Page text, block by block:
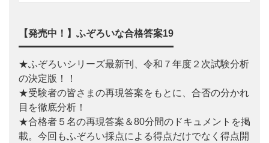
【発売中！】ふぞろいな合格答案19
★ふぞろいシリーズ最新刊、令和７年度２次試験分析
の決定版！！
★受験者の皆さまの再現答案をもとに、合否の分かれ
目を徹底分析！
★合格者５名の再現答案＆80分間のドキュメントを掲
載。今回もふぞろい採点による得点だけでなく得点開